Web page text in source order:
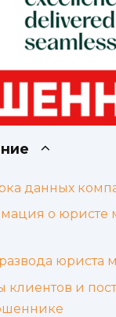
данных
о юристе
юриста
клиентов и